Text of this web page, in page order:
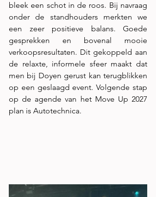
bleek een schot in de roos. Bij navraag
onder de standhouders merkten we
een zeer positieve balans. Goede
gesprekken en bovenal mooie
verkoopsresultaten. Dit gekoppeld aan
de relaxte, informele sfeer maakt dat
men bij Doyen gerust kan terugblikken
op een geslaagd event. Volgende stap
op de agende van het Move Up 2027
plan is Autotechnica.